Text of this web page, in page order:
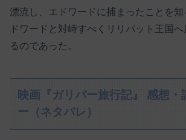
漂流し、エドワードに捕まったことを
ドワードと対峙すべくリリパット王国
るのであった。
映画『ガリバー旅行記』 感想・
ー（ネタバレ）